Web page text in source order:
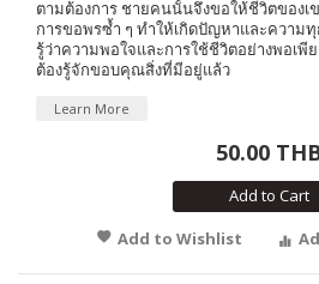
ตามต้องการ ชายคนนั้นจึงขอให้ชีวิตของ
การขอพรซ้ำ ๆ ทำให้เกิดปัญหาและความ
รู้ว่าความพอใจและการใช้ชีวิตอย่างพอเ
ต้องรู้จักขอบคุณสิ่งที่มีอยู่แล้ว
Learn More
50.00
Add to Cart
Add to Wishlist